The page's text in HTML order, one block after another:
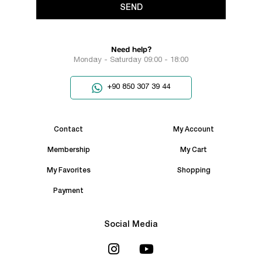
SEND
Need help?
Monday - Saturday 09:00 - 18:00
+90 850 307 39 44
Contact My Account
Membership My Cart
My Favorites Shopping
Payment
Social Media